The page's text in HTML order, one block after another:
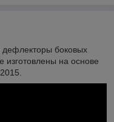
дефлекторы боковых
изготовлены на основе